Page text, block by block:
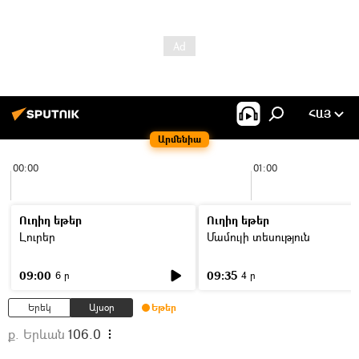
Արմենիա
ՀԱՅ
00:00 01:00
Ուղիղ եթեր
Լուրեր
09:00 6 ր
Ուղիղ եթեր
Մամուլի տեսություն
09:35 4 ր
Երեկ Այսօր Եթեր
ք. Երևան 106.0